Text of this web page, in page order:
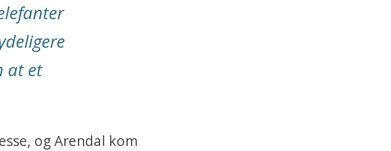
at et
og Arendal kom